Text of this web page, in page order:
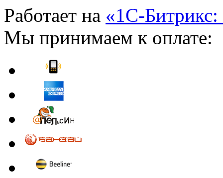
Работает на «1С-Битрикс:
Мы принимаем к оплате: